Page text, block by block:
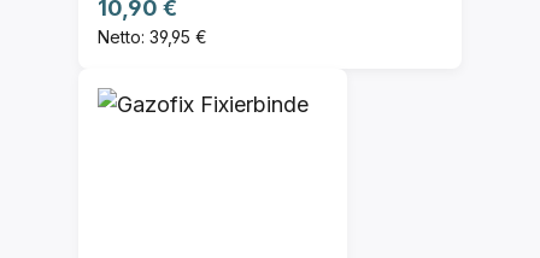
Regulärer Preis:
10,90 €
Netto: 39,95 €